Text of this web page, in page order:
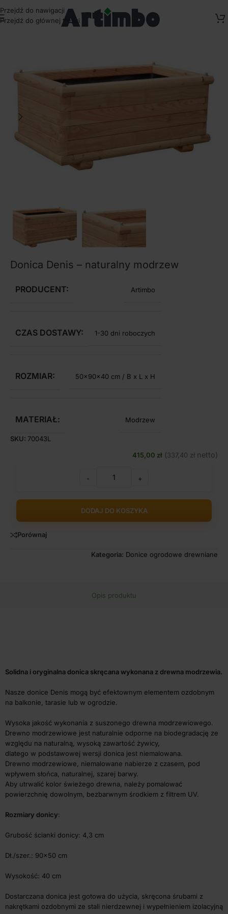
Przejdź do nawigacji
Przejdź do głównej treści
Strona główna/Donice ogrodowe drewniane
Donica Denis – naturalny modrzew
PRODUCENT: Artimbo
CZAS DOSTAWY: 1-30 dni roboczych
ROZMIAR: 50x90x40 cm / B x L x H
MATERIAŁ: Modrzew
SKU: 70043L
415,00 zł (337,40 zł netto)
- +
DODAJ DO KOSZYKA
Porównaj
Kategoria: Donice ogrodowe drewniane
Opis produktu
Solidna i oryginalna donica skręcana wykonana z drewna modrzewia.
Nasze donice Denis mogą być efektownym elementem ozdobnym
na balkonie, tarasie lub w ogrodzie.
Wysoka jakość wykonania z suszonego drewna modrzewiowego.
Drewno modrzewiowe jest naturalnie odporne na biodegradację ze
względu na naturalną, wysoką zawartość żywicy,
dlatego w podstawowej wersji donica jest niemalowana.
Drewno modrzewiowe, niemalowane nabierze z czasem, pod
wpływem słońca, naturalnej, szarej barwy.
Aby utrwalić kolor świeżego drewna, należy pomalować
powierzchnię dowolnym, bezbarwnym środkiem z filtrem UV.
Rozmiary donicy:
Grubość ścianki donicy: 4,3 cm
Dł./szer.: 90×50 cm
Wysokość: 40 cm
Dostarczana donica jest gotowa do użycia, skręcona śrubami z
nakrętkami ozdobnymi ze stali nierdzewnej i wypełnieniem izolacyjną